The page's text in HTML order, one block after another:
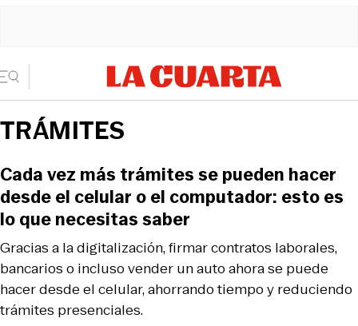
TRÁMITES
Gracias a la digitalización, firmar contratos laborales,
bancarios o incluso vender un auto ahora se puede
hacer desde el celular, ahorrando tiempo y reduciendo
trámites presenciales.
Cada vez más trámites se pueden hacer
desde el celular o el computador: esto es
lo que necesitas saber